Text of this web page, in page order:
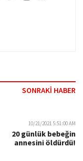
SONRAKİ HABER
10/21/2021 5:51:00 AM
20 günlük bebeğin
annesini öldürdü!